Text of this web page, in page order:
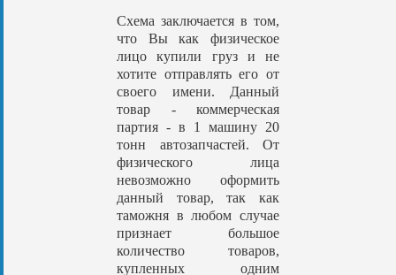
Схема заключается в том,
что Вы как физическое
лицо купили груз и не
хотите отправлять его от
своего имени. Данный
товар - коммерческая
партия - в 1 машину 20
тонн автозапчастей. От
физического лица
невозможно оформить
данный товар, так как
таможня в любом случае
признает большое
количество товаров,
купленных одним